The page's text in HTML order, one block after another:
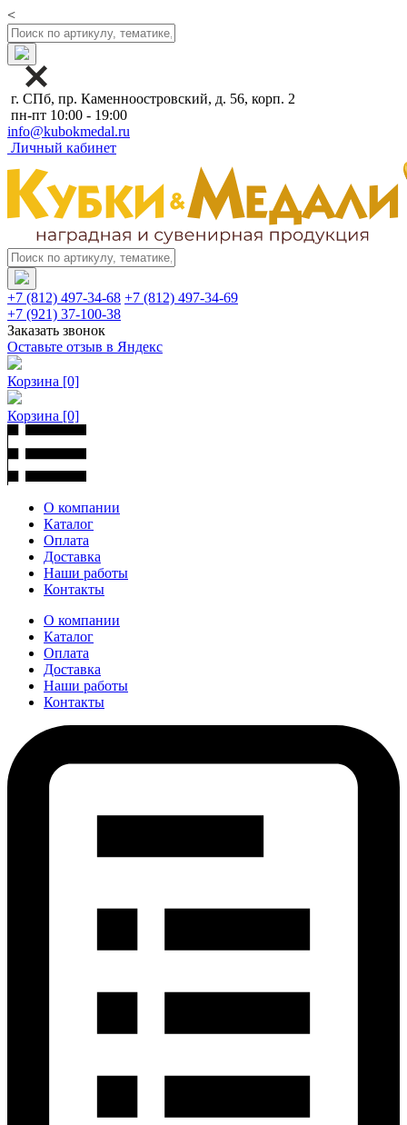
<
г. СПб, пр. Каменноостровский, д. 56, корп. 2
пн-пт 10:00 - 19:00
info@kubokmedal.ru
Личный кабинет
+7 (812) 497-34-68 +7 (812) 497-34-69
+7 (921) 37-100-38
Заказать звонок
Оставьте отзыв в Яндекс
Корзина [0]
Корзина [0]
О компании
Каталог
Оплата
Доставка
Наши работы
Контакты
О компании
Каталог
Оплата
Доставка
Наши работы
Контакты